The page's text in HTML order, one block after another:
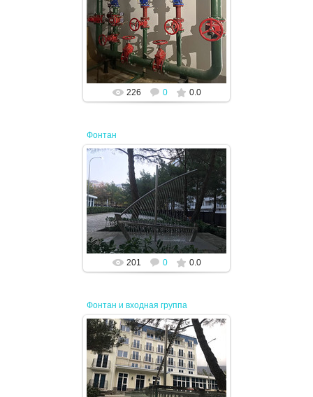
19.04.2024
JENEK
226 0 0.0
Фонтан
19.04.2024
JENEK
201 0 0.0
Фонтан и входная группа
19.04.2024
JENEK